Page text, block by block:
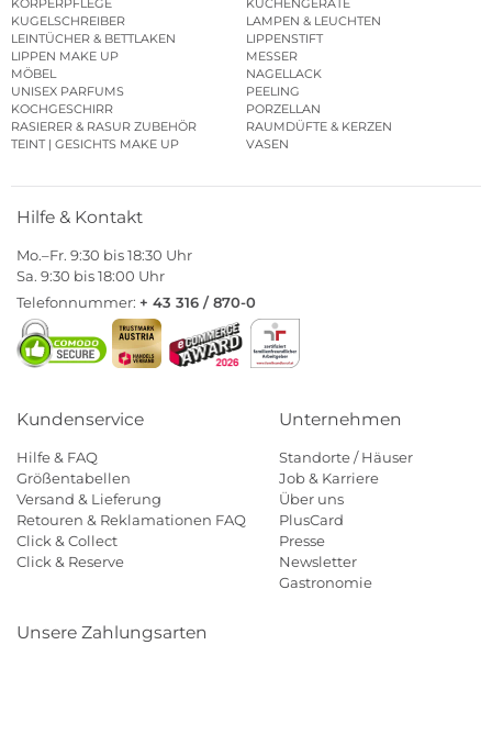
KÖRPERPFLEGE
KÜCHENGERÄTE
KUGELSCHREIBER
LAMPEN & LEUCHTEN
LEINTÜCHER & BETTLAKEN
LIPPENSTIFT
LIPPEN MAKE UP
MESSER
MÖBEL
NAGELLACK
UNISEX PARFUMS
PEELING
KOCHGESCHIRR
PORZELLAN
RASIERER & RASUR ZUBEHÖR
RAUMDÜFTE & KERZEN
TEINT | GESICHTS MAKE UP
VASEN
Hilfe & Kontakt
Mo.–Fr. 9:30 bis 18:30 Uhr
Sa. 9:30 bis 18:00 Uhr
Telefonnummer: + 43 316 / 870-0
Kundenservice
Hilfe & FAQ
Größentabellen
Versand & Lieferung
Retouren & Reklamationen FAQ
Click & Collect
Click & Reserve
Unternehmen
Standorte / Häuser
Job & Karriere
Über uns
PlusCard
Presse
Newsletter
Gastronomie
Unsere Zahlungsarten